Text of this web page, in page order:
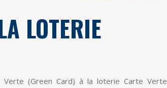
LOTERIE
Verte (Green Card) à la loterie Carte Verte